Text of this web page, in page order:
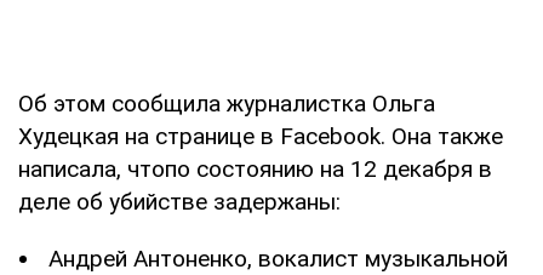
Об этом сообщила журналистка Ольга
Худецкая на странице в Facebook. Она также
написала, чтопо состоянию на 12 декабря в
деле об убийстве задержаны:
Андрей Антоненко, вокалист музыкальной